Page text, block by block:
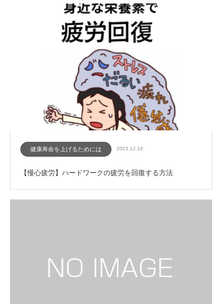
健康寿命を上げるためには 2023.12.16
【慢心疲労】ハードワークの疲労を回復する方法